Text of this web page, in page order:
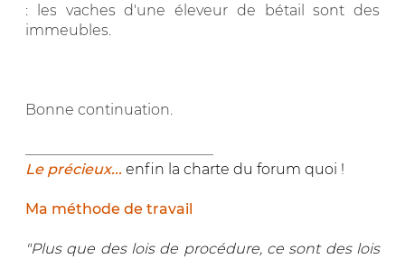
: les vaches d'une éleveur de bétail sont des
immeubles.
Bonne continuation.
Le précieux... enfin la charte du forum quoi !
Ma méthode de travail
"Plus que des lois de procédure, ce sont des lois